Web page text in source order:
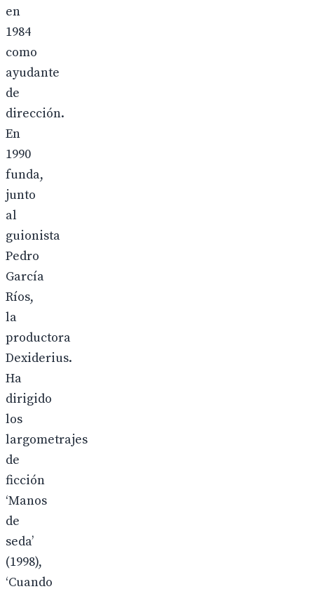
en
1984
como
ayudante
de
dirección.
En
1990
funda,
junto
al
guionista
Pedro
García
Ríos,
la
productora
Dexiderius.
Ha
dirigido
los
largometrajes
de
ficción
‘Manos
de
seda’
(1998),
‘Cuando